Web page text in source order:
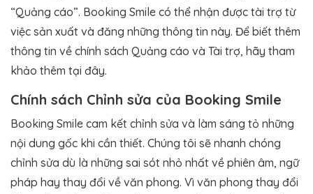
“Quảng cáo”. Booking Smile có thể nhận được tài trợ từ
việc sản xuất và đăng những thông tin này. Để biết thêm
thông tin về chính sách Quảng cáo và Tài trợ, hãy tham
khảo thêm tại đây.
Chính sách Chỉnh sửa của Booking Smile
Booking Smile cam kết chỉnh sửa và làm sáng tỏ những
nội dung gốc khi cần thiết. Chúng tôi sẽ nhanh chóng
chỉnh sửa dù là những sai sót nhỏ nhất về phiên âm, ngữ
pháp hay thay đổi về văn phong. Vì văn phong thay đổi